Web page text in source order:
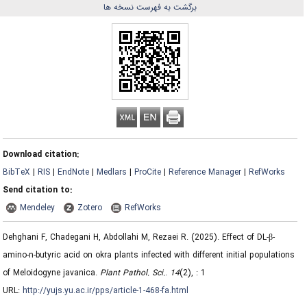
برگشت به فهرست نسخه ها
Download citation:
BibTeX |RIS |EndNote |Medlars |ProCite |Reference Manager |RefWorks
Send citation to:
Mendeley
Zotero RefWorks
Dehghani F, Chadegani H, Abdollahi M, Rezaei R.(2025).Effect of DL-β-
amino-n-butyric acid on okra plants infected with different initial populations
of Meloidogyne javanica.Plant Pathol. Sci..14(2), : 1
URL:http://yujs.yu.ac.ir/pps/article-1-468-fa.html